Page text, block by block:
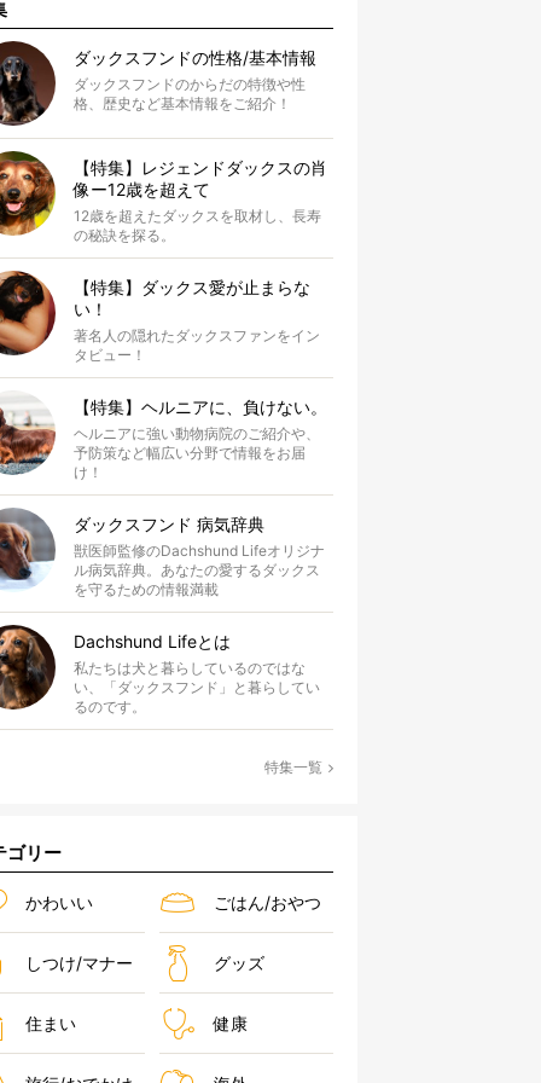
ダックスフンドの性格/基本情報
ダックスフンドのからだの特徴や性
格、歴史など基本情報をご紹介！
【特集】レジェンドダックスの肖
像ー12歳を超えて
12歳を超えたダックスを取材し、長寿
の秘訣を探る。
【特集】ダックス愛が止まらな
い！
著名人の隠れたダックスファンをイン
タビュー！
【特集】ヘルニアに、負けない。
ヘルニアに強い動物病院のご紹介や、
予防策など幅広い分野で情報をお届
け！
ダックスフンド 病気辞典
獣医師監修のDachshund Lifeオリジナ
ル病気辞典。あなたの愛するダックス
を守るための情報満載
Dachshund Lifeとは
私たちは犬と暮らしているのではな
い、「ダックスフンド」と暮らしてい
るのです。
特集一覧
ゴリー
かわいい ごはん/おやつ
しつけ/マナー グッズ
住まい 健康